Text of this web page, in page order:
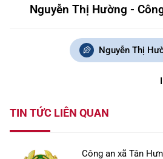
Nguyễn Thị Hường -
Nguyễn Thị
TIN TỨC LIÊN QUAN
Công an xã Tân